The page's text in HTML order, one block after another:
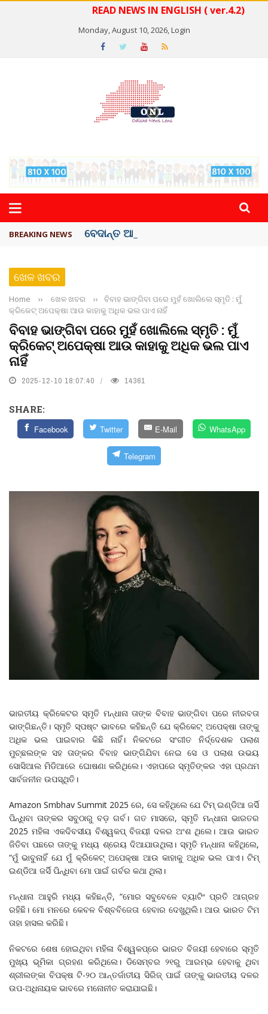
READ NEWS IN ENGLISH ( ver.4.2)
Monday, August 10, 2026,Login
BREAKING NEWS ବେଦାନ୍ତ ଆଲୁମିନିୟର ପ୍ରକଳ୍ପ ସଙ୍ଗମ ...
ଖେଳ ଖବର
Home ›› ଖେଳ ଖବର ››
ବିବାହ ଭାଙ୍ଗିବା ପରେ ମୁହଁ ଖୋଲିଲେ ସ୍ମୃତି : ମୁଁ
କ୍ରିକେଟ୍ ଅପେକ୍ଷା ଆଉ କାହାକୁ ଅଧିକ ଭଲ ପାଏ ନାହିଁ
ବିବାହ ଭାଙ୍ଗିବା ପରେ ମୁହଁ ଖୋଲିଲେ ସ୍ମୃତି : ମୁଁ
କ୍ରିକେଟ୍ ଅପେକ୍ଷା ଆଉ କାହାକୁ ଅଧିକ ଭଲ ପାଏ
ନାହିଁ
2025-12-10 18:07:40 14361
SHARE:
Facebook Twitter E-Mail WhatsApp
Telegram
ଭାରତୀୟ କ୍ରିକେଟର ସ୍ମୃତି ମନ୍ଧାନା ତାଙ୍କ ବିବାହ ଭାଙ୍ଗିବା ପରେ ନୀରବତା
ଭାଙ୍ଗିଛନ୍ତି। ସ୍ମୃତି ସ୍ପଷ୍ଟ ଭାବରେ କହିଛନ୍ତି ଯେ କ୍ରିକେଟ୍ ଅପେକ୍ଷା ତାଙ୍କୁ
ଅଧିକ ଭଲ ପାଇବାର କିଛି ନାହିଁ। ନିକଟରେ ସଂଗୀତ ନିର୍ଦ୍ଦେଶକ ପଲାଶ
ମୁଚ୍ଛଲଙ୍କ ସହ ତାଙ୍କର ବିବାହ ଭାଙ୍ଗିଯିବା ନେଇ ସେ ଓ ପଲାଶ ଉଭୟ
ସୋସିଆଲ ମିଡିଆରେ ଘୋଷଣା କରିଥିଲେ। ଏହାପରେ ସ୍ମୃତିଙ୍କର ଏହା ପ୍ରଥମ
ସାର୍ବଜନୀନ ଉପସ୍ଥିତି।
Amazon Smbhav Summit 2025 ରେ, ସେ କହିଥିଲେ ଯେ ଟିମ୍ ଇଣ୍ଡିଆ ଜର୍ସି
ପିନ୍ଧିବା ତାଙ୍କର ସବୁଠାରୁ ବଡ଼ ଗର୍ବ। ଗତ ମାସରେ, ସ୍ମୃତି ମନ୍ଧାନା ଭାରତର
2025 ମହିଳା ଏକଦିବସୀୟ ବିଶ୍ୱକପ୍ ବିଜୟୀ ଦଳର ଅଂଶ ଥିଲେ। ଆଉ ଭାରତ
ଜିତିବା ପଛରେ ତାଙ୍କୁ ମଧ୍ୟ ଶ୍ରେୟ ଦିଆଯାଉଥିଲା। ସ୍ମୃତି ମନ୍ଧାନା କହିଥିଲେ,
“ମୁଁ ଭାବୁନାହିଁ ଯେ ମୁଁ କ୍ରିକେଟ୍ ଅପେକ୍ଷା ଆଉ କାହାକୁ ଅଧିକ ଭଲ ପାଏ। ଟିମ୍
ଇଣ୍ଡିଆ ଜର୍ସି ପିନ୍ଧିବା ମୋ ପାଇଁ ଗର୍ବର କଥା ଥିଲା।
ମନ୍ଧାନା ଆହୁରି ମଧ୍ୟ କହିଛନ୍ତି, “ମୋର ସବୁବେଳେ ବ୍ୟାଟିଂ ପ୍ରତି ଆଗ୍ରହ
ରହିଛି। ମୋ ମନରେ କେବଳ ବିଶ୍ବବିଜେତା ହେବାର ଦେଖୁଥିଲି। ଆଉ ଭାରତ ଟିମ
ତାହା ହାସଲ କରିଛି।
ନିକଟରେ ଶେଷ ହୋଇଥିବା ମହିଳା ବିଶ୍ୱକପ୍‌ରେ ଭାରତ ବିଜୟୀ ହେବାରେ ସ୍ମୃତି
ମୁଖ୍ୟ ଭୂମିକା ଗ୍ରହଣ କରିଥିଲେ। ଡିସେମ୍ବର ୨୧ରୁ ଆରମ୍ଭ ହେବାକୁ ଥିବା
ଶ୍ରୀଲଙ୍କା ବିପକ୍ଷ ଟି-୨୦ ଆନ୍ତର୍ଜାତୀୟ ସିରିଜ୍ ପାଇଁ ତାଙ୍କୁ ଭାରତୀୟ ଦଳର
ଉପ-ଅଧିନାୟକ ଭାବରେ ମନୋନୀତ କରାଯାଇଛି।